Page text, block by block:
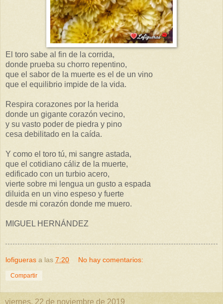
El toro sabe al fin de la corrida,
donde prueba su chorro repentino,
que el sabor de la muerte es el de un vino
que el equilibrio impide de la vida.
Respira corazones por la herida
donde un gigante corazón vecino,
y su vasto poder de piedra y pino
cesa debilitado en la caída.
Y como el toro tú, mi sangre astada,
que el cotidiano cáliz de la muerte,
edificado con un turbio acero,
vierte sobre mi lengua un gusto a espada
diluida en un vino espeso y fuerte
desde mi corazón donde me muero.
MIGUEL HERNÁNDEZ
lofigueras a las 7:20 No hay comentarios:
Compartir
viernes, 22 de noviembre de 2019